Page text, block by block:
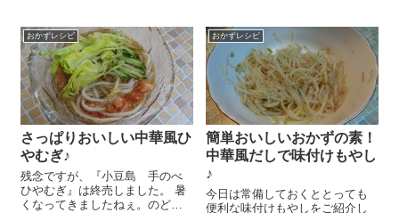
を調えてコンソメ野菜スープを
作ります。そこに食べる直前に
『国産はとむぎ焙じ粒』をふり
かけるだ...
んですが、意外においしいんで
すよ～。 ブロッコリー 1/2株は
蒸すかゆ...
おかずレシピ
さっぱりおいしい中華風ひ
やむぎ♪
残念ですが、『小豆島 手のべ
ひやむぎ』は終売しました。 暑
くなってきましたねぇ。のどご
おかずレシピ
簡単おいしいおかずの素！
中華風だしで味付けもやし
♪
今日は常備しておくととっても
便利な味付けもやしをご紹介し